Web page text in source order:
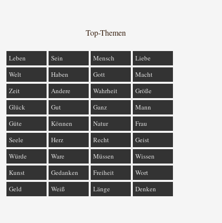
Top-Themen
Leben Sein Mensch
Liebe
Welt
Haben Gott
Macht
Zeit
Andere Wahrheit
Größe
Glück
Gut Ganz
Mann
Güte
Können Natur
Frau
Seele
Herz Recht
Geist
Würde
Ware Müssen
Wissen
Kunst
Gedanken Freiheit
Wort
Geld
Weiß Länge Denken